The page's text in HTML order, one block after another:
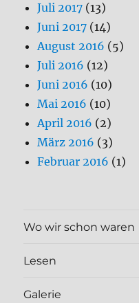
Juli 2017 (13)
Juni 2017 (14)
August 2016 (5)
Juli 2016 (12)
Juni 2016 (10)
Mai 2016 (10)
April 2016 (2)
März 2016 (3)
Februar 2016 (1)
Wo wir schon waren
Lesen
Galerie